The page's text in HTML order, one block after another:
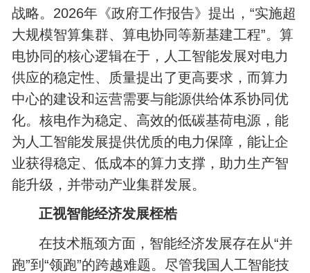
战略。2026年《政府工作报告》提出，“实施超
大规模智算集群、算电协同等新基建工程”。算
电协同的核心逻辑在于，人工智能发展对电力
供应的稳定性、质量提出了更高要求，而算力
中心的建设和运营需要与能源供给体系协同优
化。核电作为稳定、高效的低碳基荷电源，能
为人工智能发展提供优质的电力保障，能让企
业获得稳定、低成本的算力支撑，助力生产智
能升级，并带动产业集群发展。
正视智能经济发展桎梏
在技术瓶颈方面，智能经济发展存在从“并
跑”到“领跑”的跨越难题。尽管我国人工智能技